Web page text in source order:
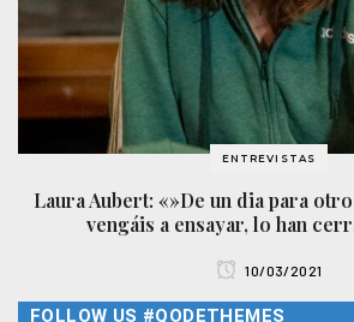
ENTREVISTAS
Laura Aubert: «»De un dia para
vengáis a ensayar, lo han
10/03/2021
FOLLOW US #QODETHEMES